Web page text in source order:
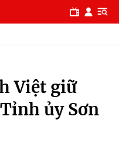
Việt giữ
ủy Sơn